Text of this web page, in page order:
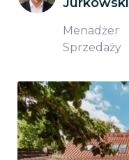
Menadżer
Sprzedaży